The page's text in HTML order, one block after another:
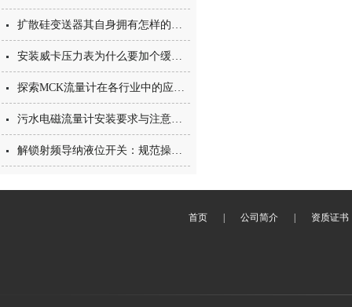
扩散硅变送器其自身拥有怎样的特点呢？
安装威卡压力表为什么要加个缓冲管？
探索MCK流量计在各行业中的应用与重要性
污水电磁流量计安装要求与注意事项
解锁射频导纳液位开关：规范操作的核心步骤梳理
首页 公司简介 资质证书